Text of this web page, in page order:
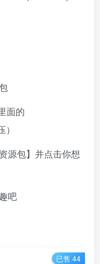
面的
源包】并点击你想
吧
已售 44